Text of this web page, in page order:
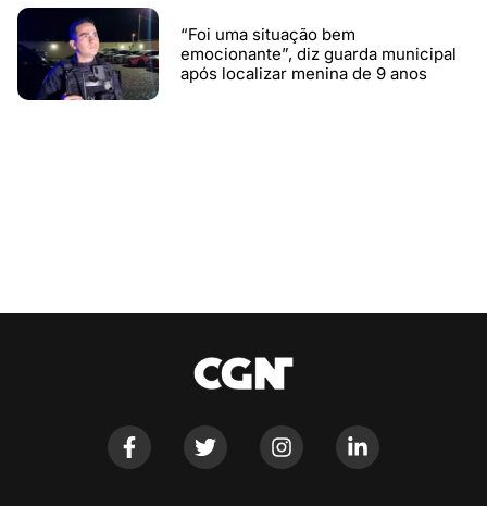
“Foi uma situação bem
emocionante”, diz guarda municipal
após localizar menina de 9 anos